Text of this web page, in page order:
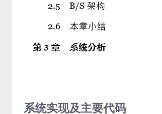
系统实现及主要代码